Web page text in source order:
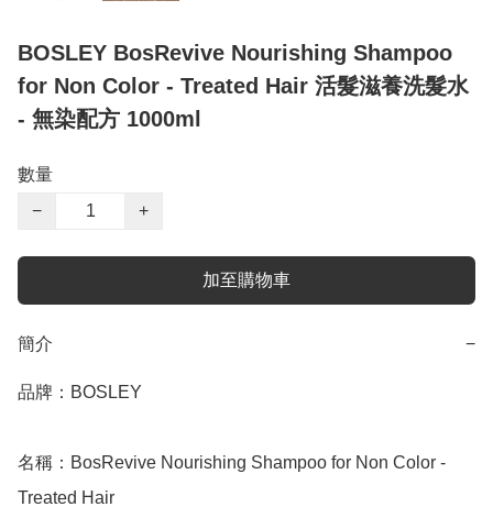
BOSLEY BosRevive Nourishing Shampoo
for Non Color - Treated Hair 活髮滋養洗髮水
- 無染配方 1000ml
數量
−
+
加至購物車
簡介 −
品牌：BOSLEY
名稱：BosRevive Nourishing Shampoo for Non Color -
Treated Hair